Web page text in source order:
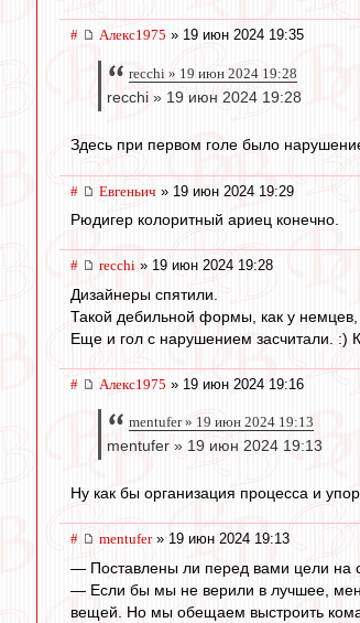
# Алекс1975 » 19 июн 2024 19:35
recchi » 19 июн 2024 19:28
recchi » 19 июн 2024 19:28
Здесь при первом голе было
# Евгеньич » 19 июн 2024 19:29
Рюдигер колоритный ариец конечно.
# recchi » 19 июн 2024 19:28
Дизайнеры спятили.
Такой дебильной формы, как у
Еще и гол с нарушением засчитали. :)
# Алекс1975 » 19 июн 2024 19:16
mentufer » 19 июн 2024 19:13
mentufer » 19 июн 2024 19:13
Ну как бы организация процесса и
# mentufer» 19 июн 2024 19:13
— Поставлены ли перед вами цели на
— Если бы мы не верили в лучшее,
вещей. Но мы обещаем выстроить